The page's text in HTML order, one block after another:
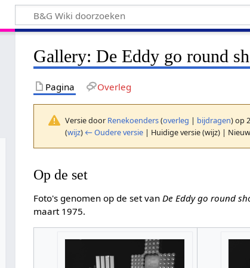
Gallery: De Eddy go round
Pagina Overleg
Versie door Renekoenders(overleg | bijdragen)op
(wijz) ← Oudere versie | Huidige versie (wijz) |
Op de set
Foto's genomen op de set vanDe Eddy go round
maart 1975.